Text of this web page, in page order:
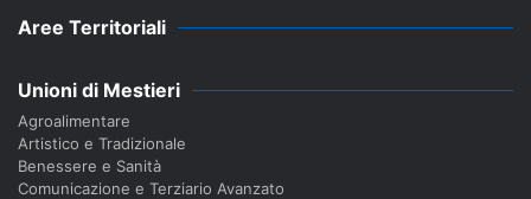
Aree Territoriali
Unioni di Mestieri
Agroalimentare
Artistico e Tradizionale
Benessere e Sanità
Comunicazione e Terziario Avanzato